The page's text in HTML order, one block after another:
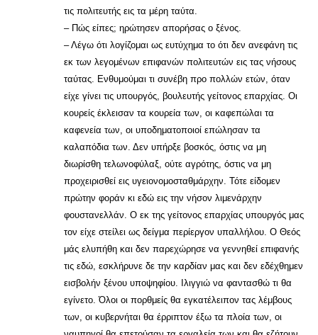
τις πολιτευτής εις τα μέρη ταύτα.
– Πώς είπες; ηρώτησεν απορήσας ο ξένος.
– Λέγω ότι λογίζομαι ως ευτύχημα το ότι δεν ανεφάνη τις
εκ των λεγομένων επιφανών πολιτευτών εις τας νήσους
ταύτας. Ενθυμούμαι τι συνέβη προ πολλών ετών, όταν
είχε γίνει τις υπουργός, βουλευτής γείτονος επαρχίας. Οι
κουρείς έκλεισαν τα κουρεία των, οι καφεπώλαι τα
καφενεία των, οι υποδηματοποιοί επώλησαν τα
καλαπόδια των. Δεν υπήρξε βοσκός, όστις να μη
διωρίσθη τελωνοφύλαξ, ούτε αγρότης, όστις να μη
προχειρισθεί εις υγειονομοσταθμάρχην. Τότε είδομεν
πρώτην φοράν κι εδώ εις την νήσον λιμενάρχην
φουστανελλάν. Ο εκ της γείτονος επαρχίας υπουργός μας
τον είχε στείλει ως δείγμα περίεργον υπαλλήλου. Ο Θεός
μάς ελυπήθη και δεν παρεχώρησε να γεννηθεί επιφανής
τις εδώ, εσκλήρυνε δε την καρδίαν μας και δεν εδέχθημεν
εισβολήν ξένου υποψηφίου. Ιλιγγιώ να φαντασθώ τι θα
εγίνετο. Όλοι οι πορθμείς θα εγκατέλειπον τας λέμβους
των, οι κυβερνήται θα έρριπτον έξω τα πλοία των, οι